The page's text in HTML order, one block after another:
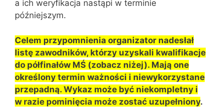
a ich weryfikacja nastąpi w terminie
późniejszym.
Celem przypomnienia organizator nadesłał
listę zawodników, którzy uzyskali kwalifikacje
do półfinałów MŚ (zobacz niżej). Mają one
określony termin ważności i niewykorzystane
przepadną. Wykaz może być niekompletny i
w razie pominięcia może zostać uzupełniony.